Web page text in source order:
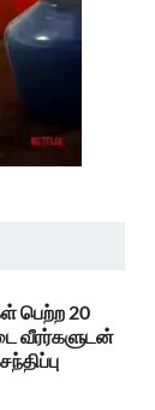
பெற்ற 20
வீரர்களுடன்